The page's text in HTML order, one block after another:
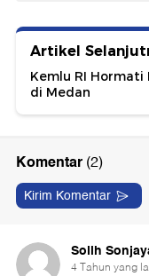
Artikel
Kemlu RI Hormati
di Medan